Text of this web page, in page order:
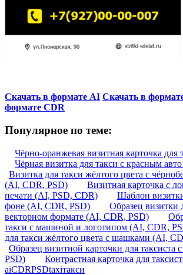
Скачать в формате AI Скачать в
формате CDR
Популярное по теме:
Чёрно-оранжевая визитная карточка для
Чёрная визитка для такси с красным
Визитка для такси жёлтого цвета с
(AI, CDR, PSD)
Визитная карточка с
печати (AI, PSD, CDR)
Шаблон
фоне (AI, CDR, PSD)
Образец визитки
векторном формате (AI, CDR, PSD)
такси с машиной и логотипом (AI, CDR,
для такси жёлтого цвета с шашками (AI,
Образец визитной карточки для таксиста
PSD)
Контрастная карточка для
aiCDRPSDtaxiтакси